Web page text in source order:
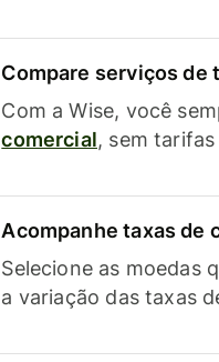
Compare serviços
Com a Wise, você
comercial, sem
Acompanhe taxas de
Selecione as moedas
a variação das taxas